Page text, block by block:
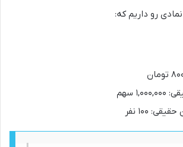
رو داریم که:
سهم
۱۰۰ نفر